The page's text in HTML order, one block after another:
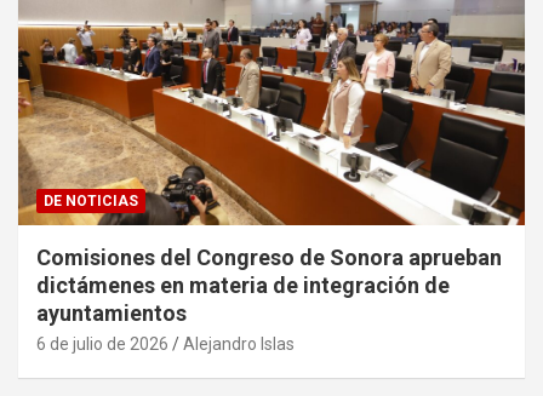
DE NOTICIAS
Comisiones del Congreso de Sonora aprueban
dictámenes en materia de integración de
ayuntamientos
6 de julio de 2026 Alejandro Islas